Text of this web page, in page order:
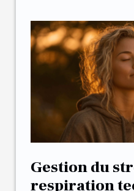
Gestion du
respiration